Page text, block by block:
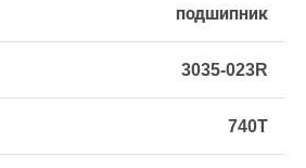
подшипник
3035-023R
740Т